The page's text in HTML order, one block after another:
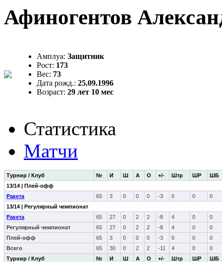
Афиногентов
Амплуа: Защитник
Рост: 173
Вес: 73
Дата рожд.: 25.09.1996
Возраст: 29 лет 10 мес
Статистика
Матчи
Турнир / Клуб № И Ш А О +/- Штр ШР ШБ
Турнир / Клуб № И Ш А О +/- Штр ШР ШБ
13/14 | Плей-офф
Ракета
65 3 0 0 0 -3 0 0
0
13/14 | Регулярный чемпионат
Ракета
65 27 0 2 2 -8 4 0
0
Регулярный чемпионат
65 27 0 2 2 -8 4 0
0
Плей-офф
65 3 0 0 0 -3 0 0
0
Всего
65 30 0 2 2 -11 4 0 0